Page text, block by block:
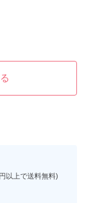
以上で送料無料)